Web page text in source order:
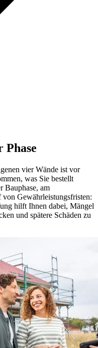
vier Wände ist vor
was Sie bestellt
Bauphase, am
Gewährleistungsfristen:
hilft Ihnen dabei, Mängel
und spätere Schäden zu